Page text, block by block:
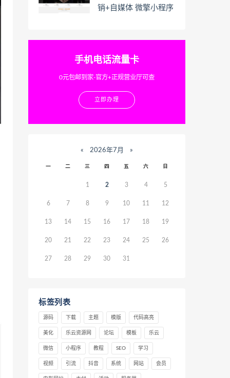
销+自媒体 微擎小程序
手机电话流量卡
0元包邮到家-官方+正规营业厅可查
立即办理
« 2026年7月 »
一 二 三 四 五 六 日
1 2 3 4 5
6 7 8 9 10 11 12
13 14 15 16 17 18 19
20 21 22 23 24 25 26
27 28 29 30 31
标签列表
源码 下载 主题 模版 代码高亮
美化 乐云资源网 论坛 模板 乐云
微信 小程序 教程 SEO 学习
视频 引流 抖音 系统 网站 会员